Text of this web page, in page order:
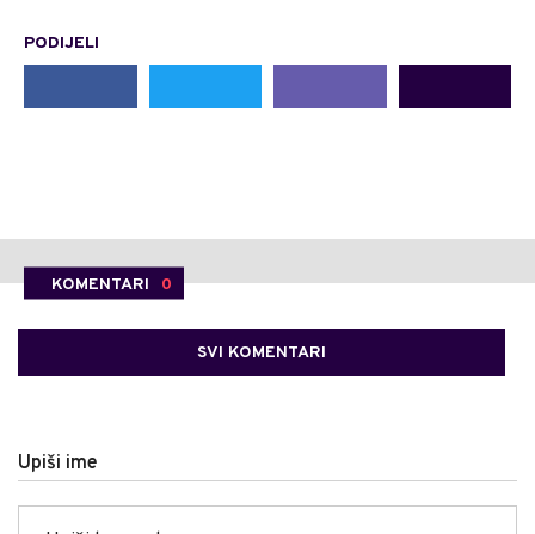
PODIJELI
KOMENTARI 0
SVI KOMENTARI
Upiši ime